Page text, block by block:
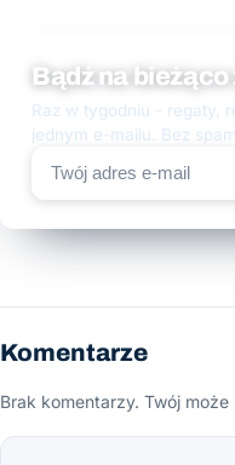
Bądź na
Raz w tygodniu - regaty,
jednym e-mailu. Bez
Komentarze
Brak komentarzy. Twój